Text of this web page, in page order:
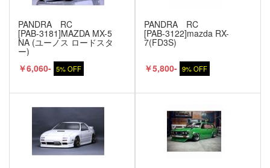
PANDRA RC
[PAB-3181]MAZDA MX-5
NA (ユーノス ロードスタ
ー)
￥6,060- 5% OFF
PANDRA RC
[PAB-3122]mazda RX-
7(FD3S)
￥5,800- 9% OFF